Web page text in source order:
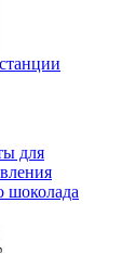
для
шоколада